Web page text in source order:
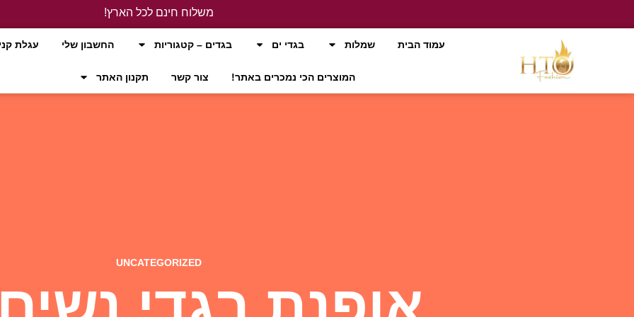
משלוח חינם לכל הארץ!
עמוד הבית
שמלות בגדי ים בגדים – קטגוריות החשבון שלי עגלת
המוצרים הכי נמכרים באתר! צור קשר תקנון האתר
UNCATEGORIZED